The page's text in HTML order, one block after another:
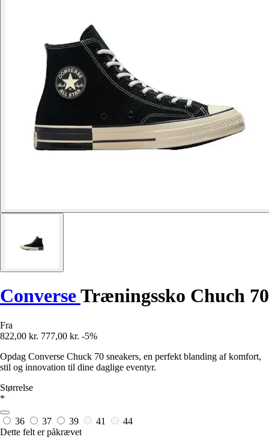
ConverseTræningssko Chuch 70
Fra
822,00 kr. 777,00 kr. -5%
Opdag Converse Chuck 70 sneakers, en perfekt blanding af komfort,
stil og innovation til dine daglige eventyr.
Størrelse
*
36 37 39 41
44
Dette felt er påkrævet